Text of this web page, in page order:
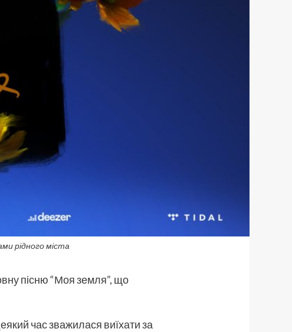
рідного міста
пісню “Моя земля”, що
час зважилася виїхати за